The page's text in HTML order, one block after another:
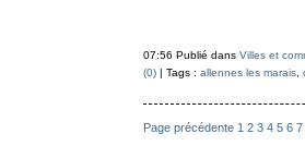
07:56 Publié dans Villes et
(0)| Tags : allennes les marais,
Page précédente 1 2 3 4 5 6 7